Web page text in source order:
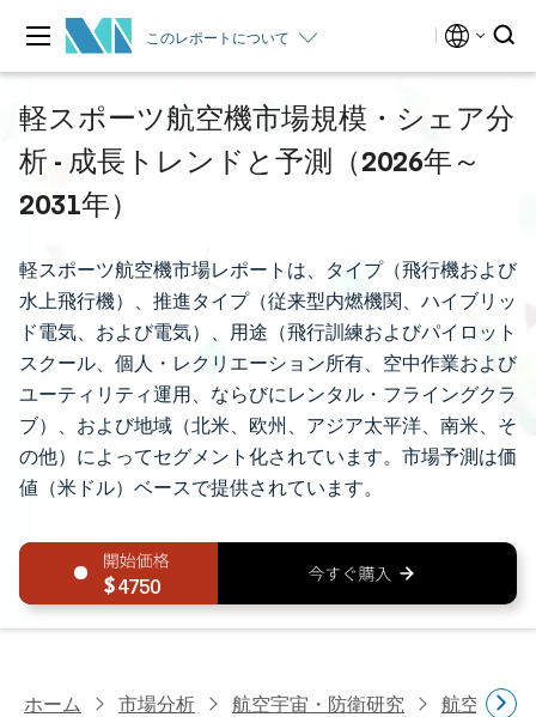
このレポートについて
軽スポーツ航空機市場規模・シェア分
析 - 成長トレンドと予測（2026年～
2031年）
軽スポーツ航空機市場レポートは、タイプ（飛行機および
水上飛行機）、推進タイプ（従来型内燃機関、ハイブリッ
ド電気、および電気）、用途（飛行訓練およびパイロット
スクール、個人・レクリエーション所有、空中作業および
ユーティリティ運用、ならびにレンタル・フライングクラ
ブ）、および地域（北米、欧州、アジア太平洋、南米、そ
の他）によってセグメント化されています。市場予測は価
値（米ドル）ベースで提供されています。
4750
ホーム 市場分析 航空宇宙・防衛研究 航空研究